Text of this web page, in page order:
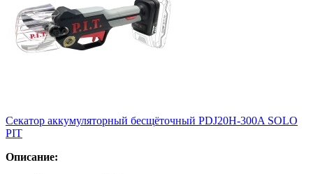
Секатор аккумуляторный бесщёточный PDJ20H-300A SOLO
PIT
Описание: